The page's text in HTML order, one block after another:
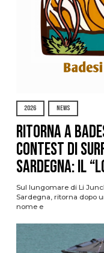
2026 NEWS
Ritorna a
contest di
Sardegna: il
Sul lungomare di Li
Sardegna, ritorna dopo
nome e